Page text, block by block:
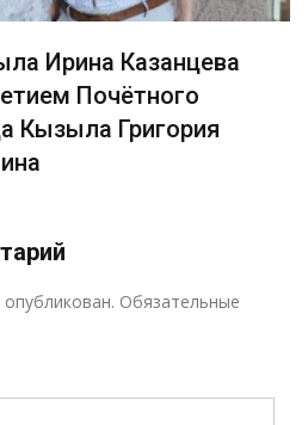
Ирина Казанцева
Почётного
Кызыла Григория
Обязательные